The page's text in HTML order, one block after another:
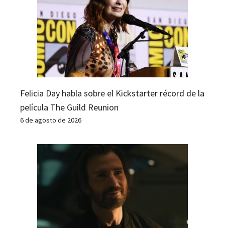
Felicia Day habla sobre el Kickstarter récord de la
película The Guild Reunion
6 de agosto de 2026